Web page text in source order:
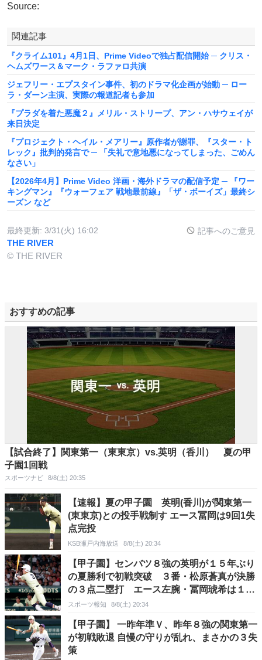
Source:
関連記事
『クライム101』4月1日、Prime Videoで独占配信開始 ─ クリス・
ヘムズワース＆マーク・ラファロ共演
ジェフリー・エプスタイン事件、初のドラマ化企画が始動 ─ ロー
ラ・ダーン主演、実際の報道記者も参加
『プラダを着た悪魔２』メリル・ストリープ、アン・ハサウェイが
来日決定
『プロジェクト・ヘイル・メアリー』原作者が謝罪、『スター・ト
レック』批判的発言で ─ 「失礼で意地悪になってしまった、ごめん
なさい」
【2026年4月】Prime Video 洋画・海外ドラマの配信予定 ─ 『ワー
キングマン』『ウォーフェア 戦地最前線』「ザ・ボーイズ」最終シ
ーズン など
最終更新: 3/31(火) 16:02 記事へのご意見
THE RIVER
© THE RIVER
おすすめの記事
【試合終了】関東第一（東東京）vs.英明（香川） 夏の甲
子園1回戦
スポーツナビ 8/8(土) 20:35
【速報】夏の甲子園 英明(香川)が関東第一
(東東京)との投手戦制す エース冨岡は9回1失
点完投
KSB瀬戸内海放送 8/8(土) 20:34
【甲子園】センバツ８強の英明が１５年ぶり
の夏勝利で初戦突破 ３番・松原蒼真が決勝
の３点二塁打 エース左腕・冨岡琥希は１失
点完投
スポーツ報知 8/8(土) 20:34
【甲子園】 一昨年準Ｖ、昨年８強の関東第一
が初戦敗退 自慢の守りが乱れ、まさかの３失
策